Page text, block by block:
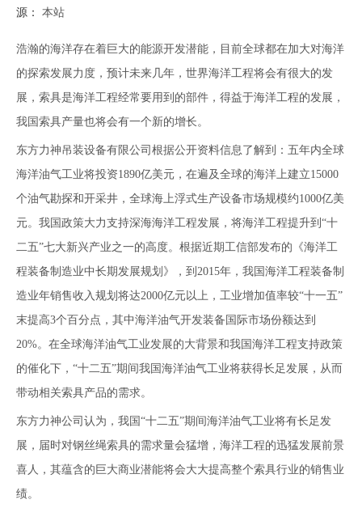
源： 本站
["facebook","twitter","line","wechat","linkedin","pinterest","whatsapp"]
浩瀚的海洋存在着巨大的能源开发潜能，目前全球都在加大对海洋
的探索发展力度，预计未来几年，世界海洋工程将会有很大的发
展，索具是海洋工程经常要用到的部件，得益于海洋工程的发展，
我国索具产量也将会有一个新的增长。
东方力神吊装设备有限公司根据公开资料信息了解到：五年内全球
海洋油气工业将投资1890亿美元，在遍及全球的海洋上建立15000
个油气勘探和开采井，全球海上浮式生产设备市场规模约1000亿美
元。我国政策大力支持深海海洋工程发展，将海洋工程提升到“十
二五”七大新兴产业之一的高度。根据近期工信部发布的《海洋工
程装备制造业中长期发展规划》，到2015年，我国海洋工程装备制
造业年销售收入规划将达2000亿元以上，工业增加值率较“十一五”
末提高3个百分点，其中海洋油气开发装备国际市场份额达到
20%。在全球海洋油气工业发展的大背景和我国海洋工程支持政策
的催化下，“十二五”期间我国海洋油气工业将获得长足发展，从而
带动相关索具产品的需求。
东方力神公司认为，我国“十二五”期间海洋油气工业将有长足发
展，届时对钢丝绳索具的需求量会猛增，海洋工程的迅猛发展前景
喜人，其蕴含的巨大商业潜能将会大大提高整个索具行业的销售业
绩。